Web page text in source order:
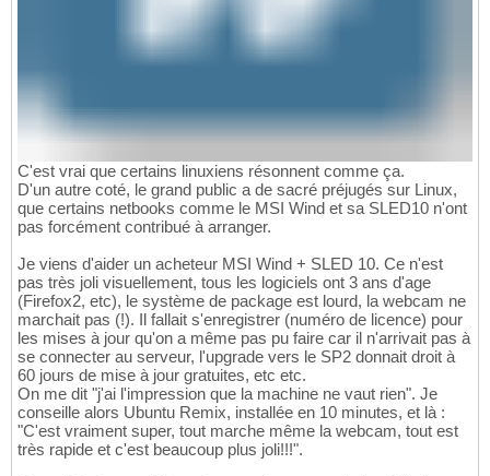
C'est vrai que certains linuxiens résonnent comme ça.
D'un autre coté, le grand public a de sacré préjugés sur Linux,
que certains netbooks comme le MSI Wind et sa SLED10 n'ont
pas forcément contribué à arranger.
Je viens d'aider un acheteur MSI Wind + SLED 10. Ce n'est
pas très joli visuellement, tous les logiciels ont 3 ans d'age
(Firefox2, etc), le système de package est lourd, la webcam ne
marchait pas (!). Il fallait s'enregistrer (numéro de licence) pour
les mises à jour qu'on a même pas pu faire car il n'arrivait pas à
se connecter au serveur, l'upgrade vers le SP2 donnait droit à
60 jours de mise à jour gratuites, etc etc.
On me dit "j'ai l'impression que la machine ne vaut rien". Je
conseille alors Ubuntu Remix, installée en 10 minutes, et là :
"C'est vraiment super, tout marche même la webcam, tout est
très rapide et c'est beaucoup plus joli!!!".